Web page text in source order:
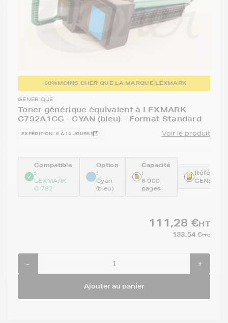
-60%MOINS CHER QUE LA MARQUE LEXMARK
GENERIQUE
Toner générique équivalent à LEXMARK
C792A1CG - CYAN (bleu) - Format Standard
EXPÉDITION : 6 À 14 JOURS Voir le produit
Compatible
:
LEXMARK
C 792
Option
:
Cyan
(bleu)
Capacité
:
6 000
pages
111,28 €HT
133,54 €TTC
- +
Ajouter au panier